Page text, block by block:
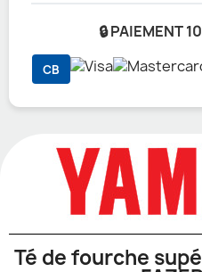
🔒 PAIEMENT
CB
Té de fourche